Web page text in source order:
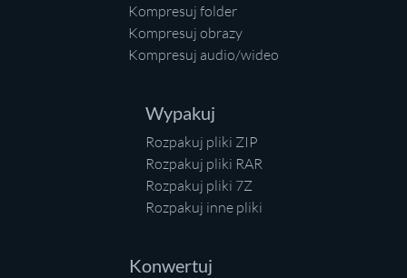
Kompresuj folder
Kompresuj obrazy
Kompresuj audio/wideo
Wypakuj
Rozpakuj pliki ZIP
Rozpakuj pliki RAR
Rozpakuj pliki 7Z
Rozpakuj inne pliki
Konwertuj